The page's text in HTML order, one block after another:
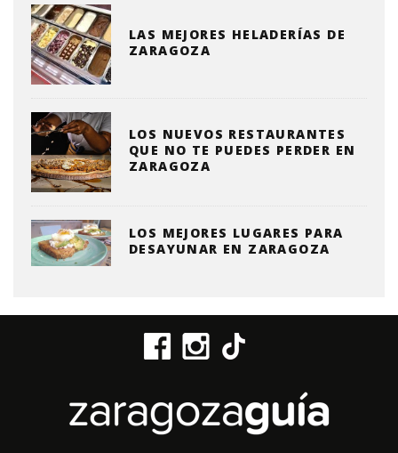
LAS MEJORES HELADERÍAS DE
ZARAGOZA
LOS NUEVOS RESTAURANTES
QUE NO TE PUEDES PERDER EN
ZARAGOZA
LOS MEJORES LUGARES PARA
DESAYUNAR EN ZARAGOZA